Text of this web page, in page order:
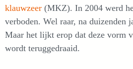
klauwzeer (MKZ). In 2004 werd
verboden. Wel raar, na duizenden
Maar het lijkt erop dat deze vorm
wordt teruggedraaid.